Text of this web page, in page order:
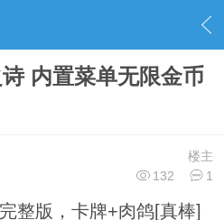
容
内置菜单无限金币
楼主
132
1
整版，卡牌+肉鸽[真棒]